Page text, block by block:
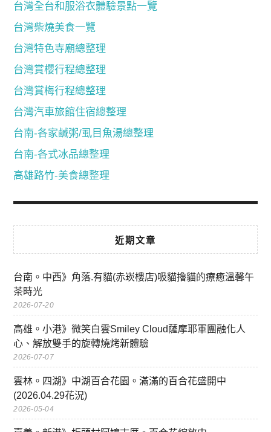
台灣全台和服浴衣體驗景點一覽
台灣柴燒美食一覽
台灣特色寺廟總整理
台灣賞櫻行程總整理
台灣賞梅行程總整理
台灣汽車旅館住宿總整理
台南-各家鹹粥/虱目魚湯總整理
台南-各式冰品總整理
高雄路竹-美食總整理
近期文章
台南。中西》角落.有貓(赤崁樓店)吸貓擼貓的療癒溫馨午
茶時光
2026-07-20
高雄。小港》微笑白雲Smiley Cloud薩摩耶軍團融化人
心、解放雙手的旋轉燒烤新體驗
2026-07-07
雲林。四湖》中湖百合花園。滿滿的百合花盛開中
(2026.04.29花況)
2026-05-04